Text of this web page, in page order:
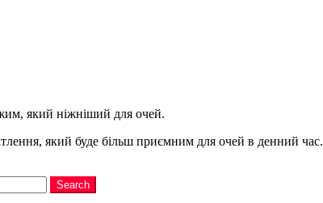
який ніжніший для очей.
який буде більш приємним для очей в денний час.
Search